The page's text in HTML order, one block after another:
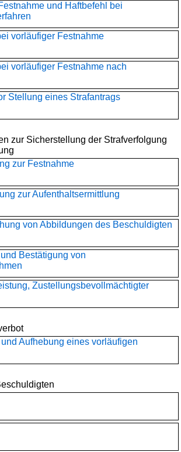
und Haftbefehl bei
vorläufiger Festnahme
vorläufiger Festnahme nach
Stellung eines Strafantrags
zur Sicherstellung der Strafverfolgung
zur Festnahme
zur Aufenthaltsermittlung
von Abbildungen des Beschuldigten
Bestätigung von
Zustellungsbevollmächtigter
Aufhebung eines vorläufigen